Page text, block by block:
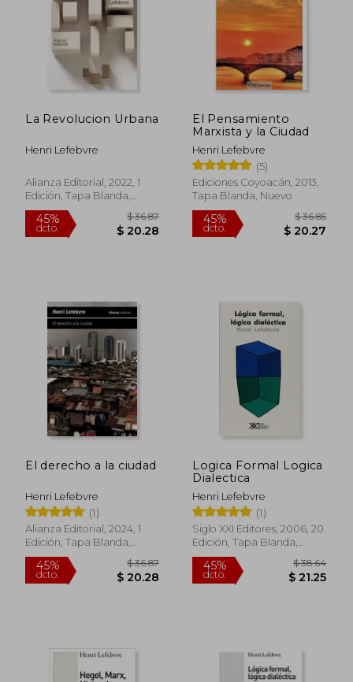
La Revolucion Urbana
Henri Lefebvre
Alianza Editorial, 2022, 1
Edición, Tapa Blanda,
Nuevo
45%
dcto. $ 20.28
El Pensamiento
Marxista y la Ciudad
Henri Lefebvre
(5)
Ediciones Coyoacán, 2013,
Tapa Blanda, Nuevo
45%
dcto.
El derecho a la ciudad
Henri Lefebvre
(1)
Alianza Editorial, 2024, 1
Edición, Tapa Blanda,
Nuevo
Logica Formal Logica
Dialectica
Henri Lefebvre
(1)
Siglo XXI Editores, 2006, 20
Edición, Tapa Blanda,
Nuevo